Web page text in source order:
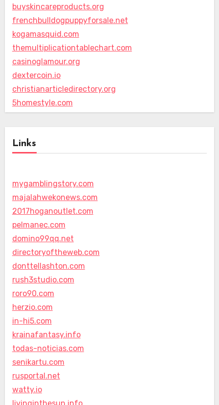
buyskincareproducts.org
frenchbulldogpuppyforsale.net
kogamasquid.com
themultiplicationtablechart.com
casinoglamour.org
dextercoin.io
christianarticledirectory.org
5homestyle.com
Links
mygamblingstory.com
majalahwekonews.com
2017hoganoutlet.com
pelmanec.com
domino99qq.net
directoryoftheweb.com
donttellashton.com
rush3studio.com
roro90.com
herzio.com
in-hi5.com
krainafantasy.info
todas-noticias.com
senikartu.com
rusportal.net
watty.io